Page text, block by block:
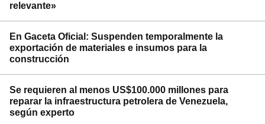
relevante»
En Gaceta Oficial: Suspenden temporalmente la
exportación de materiales e insumos para la
construcción
Se requieren al menos US$100.000 millones para
reparar la infraestructura petrolera de Venezuela,
según experto